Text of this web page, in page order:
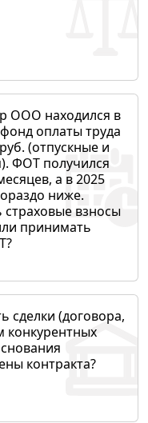
ООО находился в
оплаты труда
(отпускные и
ФОТ получился
а в 2025
ниже.
взносы
принимать
сделки (договора,
конкурентных
контракта?